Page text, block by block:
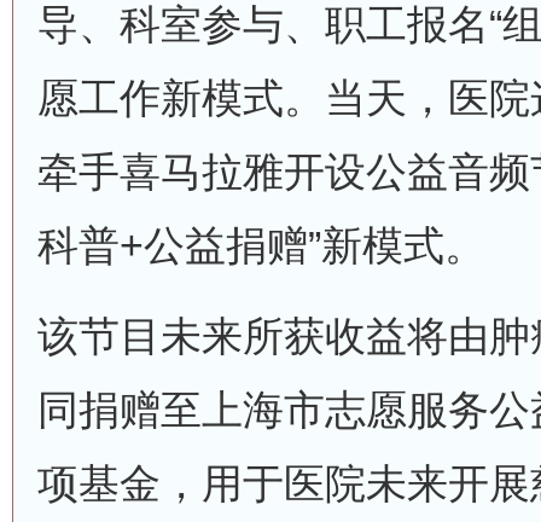
导、科室参与、职工报名“
愿工作新模式。当天，医
牵手喜马拉雅开设公益音
科普+公益捐赠”新模式。
该节目未来所获收益将由
同捐赠至上海市志愿服务
项基金，用于医院未来开